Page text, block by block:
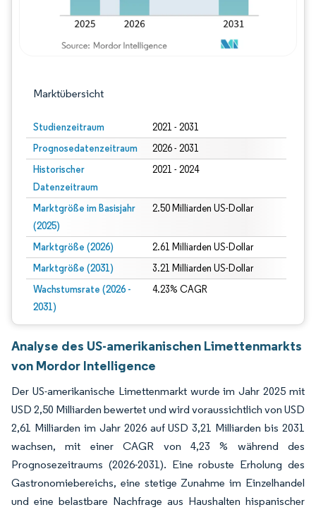
Marktübersicht
Studienzeitraum 2021 - 2031
Prognosedatenzeitraum 2026 - 2031
Historischer
Datenzeitraum
2021 - 2024
Marktgröße im Basisjahr
(2025)
2.50 Milliarden US-Dollar
Marktgröße (2026) 2.61 Milliarden US-Dollar
Marktgröße (2031) 3.21 Milliarden US-Dollar
Wachstumsrate (2026 -
2031)
4.23% CAGR
Analyse des US-amerikanischen Limettenmarkts
von Mordor Intelligence
Der US-amerikanische Limettenmarkt wurde im Jahr 2025 mit
USD 2,50 Milliarden bewertet und wird voraussichtlich von USD
2,61 Milliarden im Jahr 2026 auf USD 3,21 Milliarden bis 2031
wachsen, mit einer CAGR von 4,23 % während des
Prognosezeitraums (2026-2031). Eine robuste Erholung des
Gastronomiebereichs, eine stetige Zunahme im Einzelhandel
und eine belastbare Nachfrage aus Haushalten hispanischer